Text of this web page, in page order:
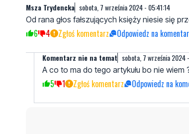
Msza Trydencka sobota, 7 września 2024 - 05:41:14
Od rana głos fałszujących księży niesie się
6 4 Zgłoś komentarz Odpowiedz na
Komentarz nie na temat sobota, 7 września 2024
A co to ma do tego artykułu bo nie
5 1 Zgłoś komentarz Odpowiedz na